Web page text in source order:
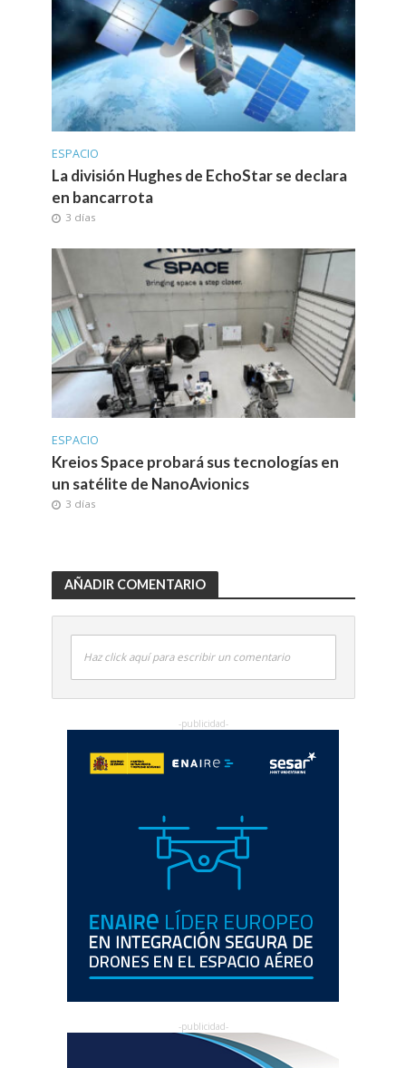
ESPACIO
La división Hughes de EchoStar se declara
en bancarrota
3 días
ESPACIO
Kreios Space probará sus tecnologías en
un satélite de NanoAvionics
3 días
AÑADIR COMENTARIO
Haz click aquí para escribir un comentario